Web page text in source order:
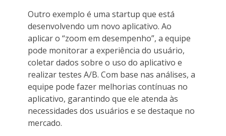
Outro exemplo é uma startup que está
desenvolvendo um novo aplicativo. Ao
aplicar o “zoom em desempenho”, a equipe
pode monitorar a experiência do usuário,
coletar dados sobre o uso do aplicativo e
realizar testes A/B. Com base nas análises, a
equipe pode fazer melhorias contínuas no
aplicativo, garantindo que ele atenda às
necessidades dos usuários e se destaque no
mercado.